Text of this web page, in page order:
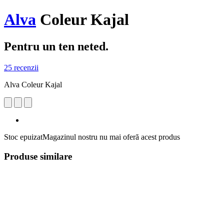
Alva Coleur Kajal
Pentru un ten neted.
25 recenzii
Alva Coleur Kajal
Stoc epuizatMagazinul nostru nu mai oferă acest produs
Produse similare